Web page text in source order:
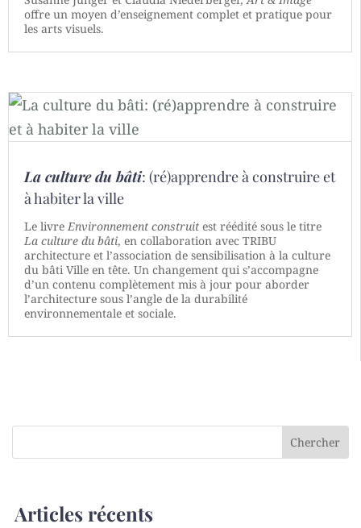
offre un moyen d’enseignement complet et pratique pour
les arts visuels.
La culture du bâti: (ré)apprendre à construire et
à habiter la ville
Le livre Environnement construit est réédité sous le titre
La culture du bâti, en collaboration avec TRIBU
architecture et l’association de sensibilisation à la culture
du bâti Ville en tête. Un changement qui s’accompagne
d’un contenu complètement mis à jour pour aborder
l’architecture sous l’angle de la durabilité
environnementale et sociale.
Articles récents